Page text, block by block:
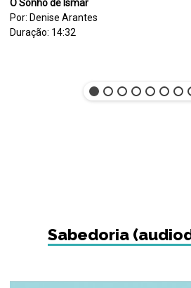
O Sonho de Ismar
Por: Denise Arantes
Duração: 14:32
Sabedoria